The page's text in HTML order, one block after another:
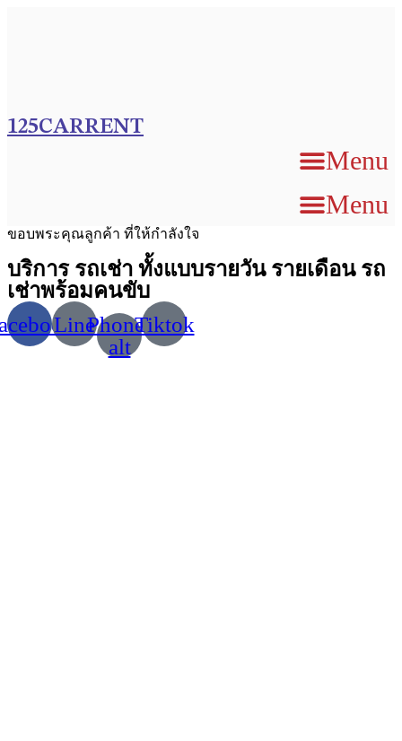
125CARRENT
Menu
Menu
ขอบพระคุณลูกค้า ที่ให้กำลังใจ
บริการ รถเช่า ทั้งแบบรายวัน รายเดือน รถ
เช่าพร้อมคนขับ
LinePhone-
alt
Tiktok